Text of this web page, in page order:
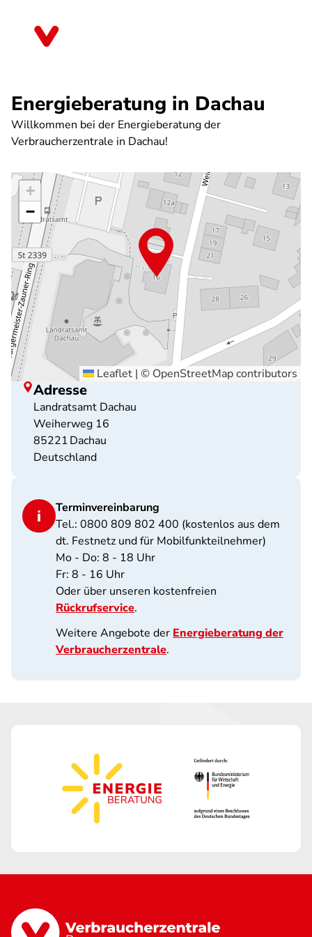
Energieberatung in Dachau
Willkommen bei der Energieberatung der
Verbraucherzentrale in Dachau!
+
−
Leaflet | © OpenStreetMapcontributors
Adresse
Landratsamt Dachau
Weiherweg 16
85221Dachau
Deutschland
Terminvereinbarung
Tel.: 0800 809 802 400 (kostenlos aus dem
dt. Festnetz und für Mobilfunkteilnehmer)
Mo - Do: 8 - 18 Uhr
Fr: 8 - 16 Uhr
Oder über unseren kostenfreien
Rückrufservice.
Weitere Angebote der Energieberatung der
Verbraucherzentrale.